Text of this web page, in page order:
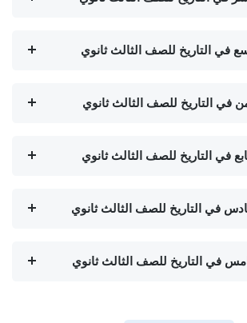
في التاريخ للصف الثالث ثانوي
في التاريخ للصف الثالث ثانوي
في التاريخ للصف الثالث ثانوي
في التاريخ للصف الثالث ثانوي
في التاريخ للصف الثالث ثانوي